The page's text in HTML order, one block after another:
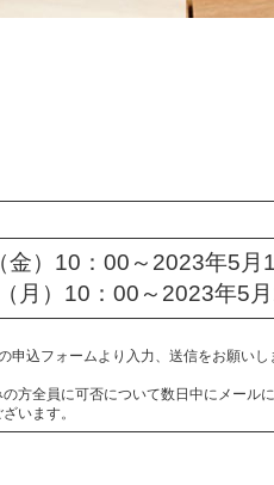
金）10：00～2023年5
月）10：00～2023年5
込フォームより入力、送信をお願いし
方全員に可否について数日中にメールに
います。